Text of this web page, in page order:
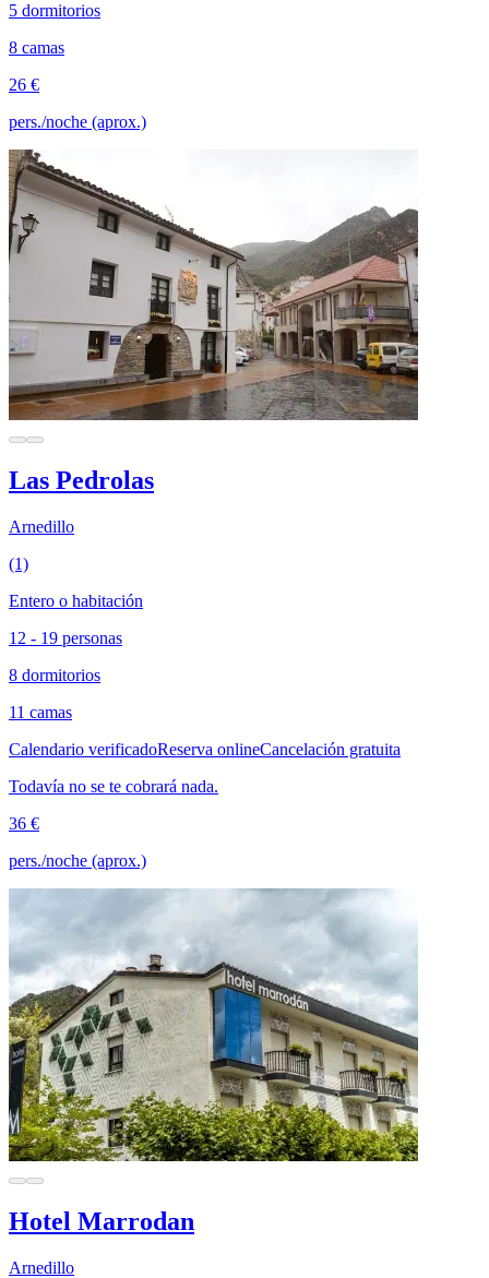
5 dormitorios
8 camas
26 €
pers./noche (aprox.)
Las Pedrolas
Arnedillo
(1)
Entero o habitación
12 - 19 personas
8 dormitorios
11 camas
Calendario verificadoReserva onlineCancelación gratuita
Todavía no se te cobrará nada.
36 €
pers./noche (aprox.)
Hotel Marrodan
Arnedillo